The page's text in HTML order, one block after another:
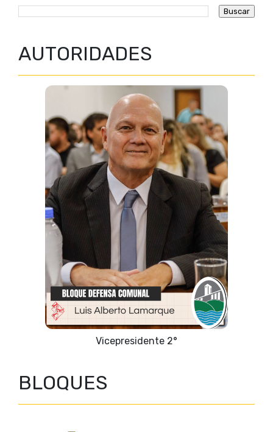
AUTORIDADES
Secretaria
BLOQUES